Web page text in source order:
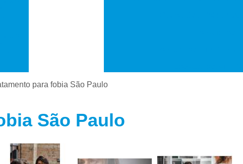
Especialista
para fobia São Paulo
São Paulo